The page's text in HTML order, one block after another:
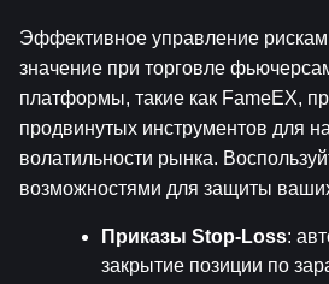
Эффективное управление
значение при торговле
платформы, такие как FameEX,
продвинутых инструментов для
волатильности рынка.
возможностями для защиты
Приказы Stop-Loss:
закрытие позиции по